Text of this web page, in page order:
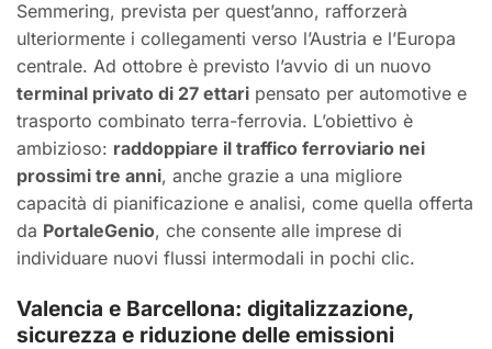
Semmering, prevista per quest’anno, rafforzerà
ulteriormente i collegamenti verso l’Austria e l’Europa
centrale. Ad ottobre è previsto l’avvio di un nuovo
terminal privato di 27 ettari pensato per automotive e
trasporto combinato terra-ferrovia. L’obiettivo è
ambizioso: raddoppiare il traffico ferroviario nei
prossimi tre anni, anche grazie a una migliore
capacità di pianificazione e analisi, come quella offerta
da PortaleGenio, che consente alle imprese di
individuare nuovi flussi intermodali in pochi clic.
Valencia e Barcellona: digitalizzazione,
sicurezza e riduzione delle emissioni